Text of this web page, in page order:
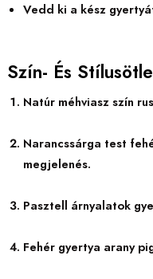
Vedd ki a kész
Szín- És
Natúr méhviasz szín
Narancssárga test
megjelenés.
Pasztell árnyalatok
Fehér gyertya arany